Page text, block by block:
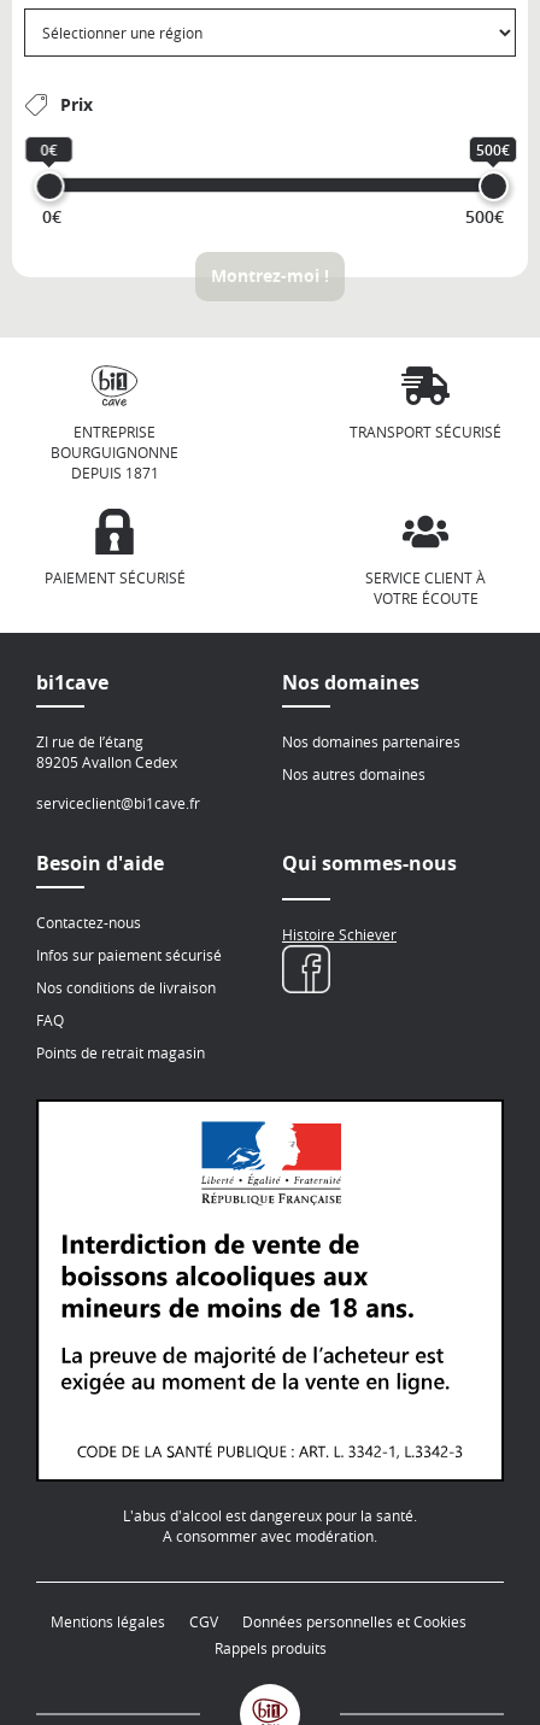
Prix
0€ 500€
0€ 500€
Montrez-moi !
ENTREPRISE
BOURGUIGNONNE
DEPUIS 1871
TRANSPORT SÉCURISÉ
PAIEMENT SÉCURISÉ
SERVICE CLIENT À
VOTRE ÉCOUTE
bi1cave
ZI rue de l’étang
89205 Avallon Cedex
serviceclient@bi1cave.fr
Nos domaines
Nos domaines partenaires
Nos autres domaines
Besoin d'aide
Contactez-nous
Infos sur paiement sécurisé
Nos conditions de livraison
FAQ
Points de retrait magasin
Qui sommes-nous
Histoire Schiever
L'abus d'alcool est dangereux pour la santé.
A consommer avec modération.
Mentions légales CGV
Données personnelles et Cookies
Rappels produits